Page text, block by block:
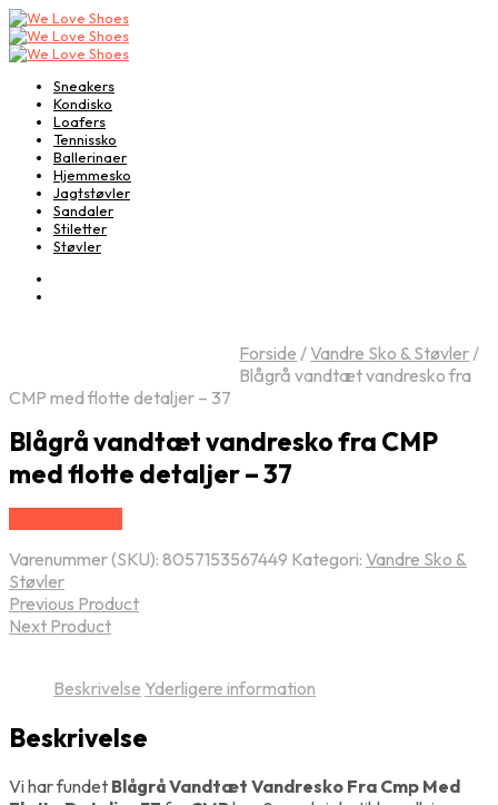
Sneakers
Kondisko
Loafers
Tennissko
Ballerinaer
Hjemmesko
Jagtstøvler
Sandaler
Stiletter
Støvler
Forside /Vandre Sko & Støvler/
Blågrå vandtæt vandresko fra
CMP med flotte detaljer – 37
Blågrå vandtæt vandresko fra CMP
med flotte detaljer – 37
Varenummer (SKU): 8057153567449 Kategori: Vandre Sko &
Støvler
Previous Product
Next Product
Beskrivelse Yderligere information
Beskrivelse
Vi har fundet Blågrå Vandtæt Vandresko Fra Cmp Med